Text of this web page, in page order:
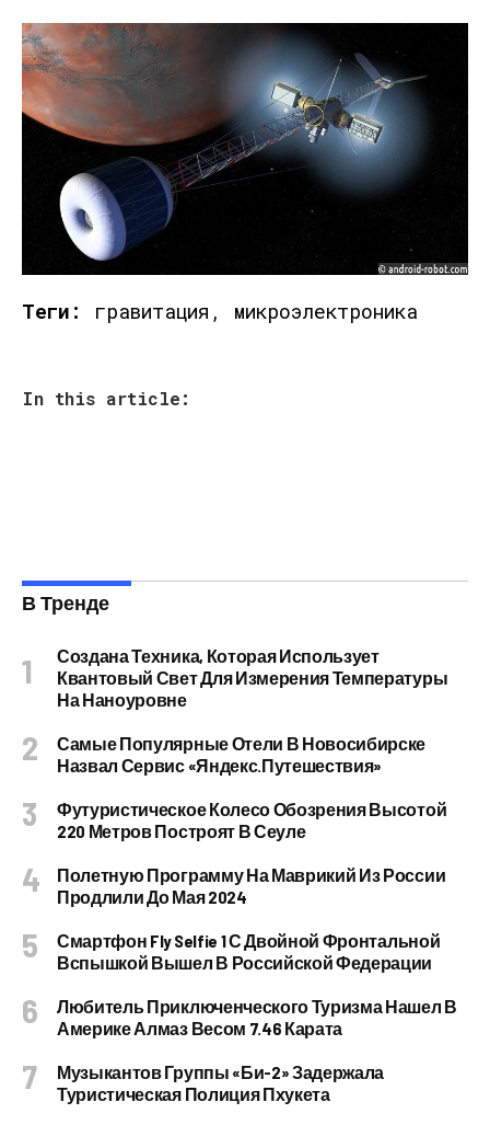
Теги: гравитация, микроэлектроника
In this article:
В Тренде
Создана Техника, Которая Использует
Квантовый Свет Для Измерения Температуры
На Наноуровне
Самые Популярные Отели В Новосибирске
Назвал Сервис «Яндекс.Путешествия»
Футуристическое Колесо Обозрения Высотой
220 Метров Построят В Сеуле
Полетную Программу На Маврикий Из России
Продлили До Мая 2024
Смартфон Fly Selfie 1 С Двойной Фронтальной
Вспышкой Вышел В Российской Федерации
Любитель Приключенческого Туризма Нашел В
Америке Алмаз Весом 7.46 Карата
Музыкантов Группы «Би-2» Задержала
Туристическая Полиция Пхукета